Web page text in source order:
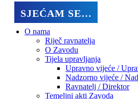
SJEĆAM SE…
O nama
Riječ ravnatelja
O Zavodu
Tijela upravljanja
Upravno vijeće /
Nadzorno vijeće /
Ravnatelj / Direktor
Temeljni akti Zavoda